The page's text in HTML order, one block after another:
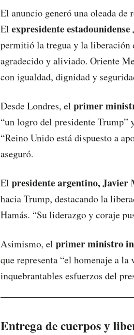
El anuncio generó una oleada de
El expresidente estadounidense
permitió la tregua y la liberación
agradecido y aliviado. Oriente
con igualdad, dignidad y
Desde Londres, el primer
“un logro del presidente Trump”
“Reino Unido está dispuesto a
aseguró.
El presidente argentino, Javier
hacia Trump, destacando la
Hamás. “Su liderazgo y coraje
Asimismo, el primer ministro
que representa “el homenaje a
inquebrantables esfuerzos del
Entrega de cuerpos y